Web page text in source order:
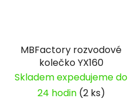
MBFactory rozvodové
kolečko YX160
Skladem expedujeme do
24 hodin (2 ks)